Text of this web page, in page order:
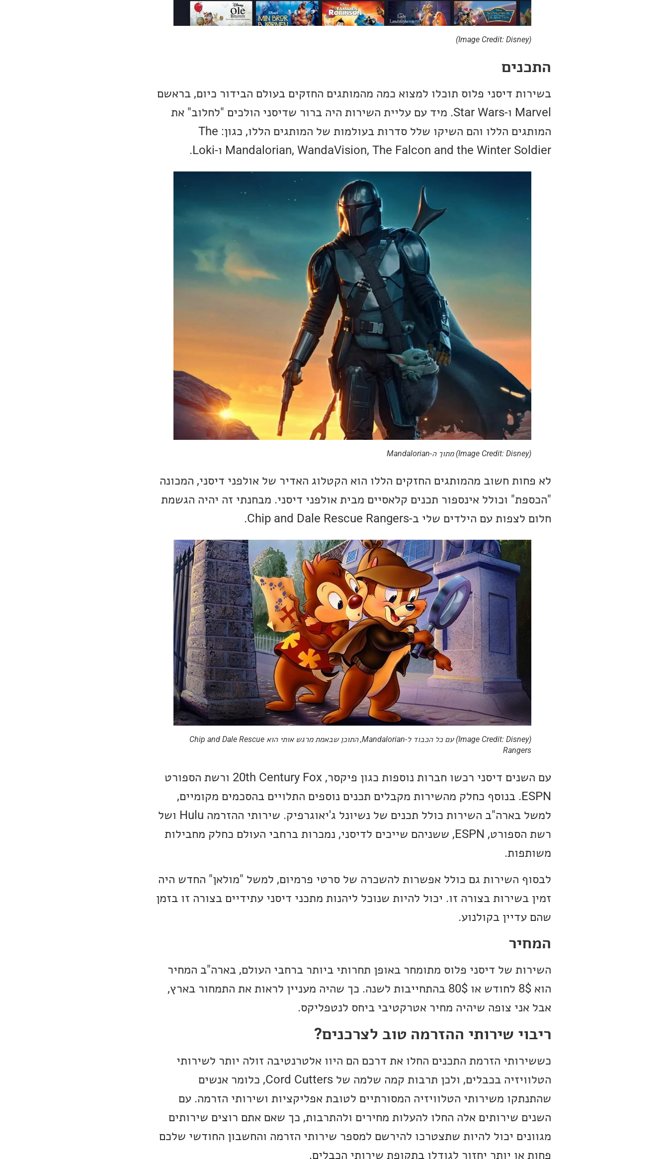
(Image Credit: Disney)
התכנים
בשירות דיסני פלוס תוכלו למצוא כמה מהמותגים החזקים בעולם הבידור כיום, בראשם
Marvel ו-Star Wars. מיד עם עליית השירות היה ברור שדיסני הולכים "לחלוב" את
המותגים הללו והם השיקו שלל סדרות בעולמות של המותגים הללו, כגון: The
Mandalorian, WandaVision, The Falcon and the Winter Soldier ו-Loki.
(Image Credit: Disney) מתוך ה-Mandalorian
לא פחות חשוב מהמותגים החזקים הללו הוא הקטלוג האדיר של אולפני דיסני, המכונה
"הכספת" וכולל אינספור תכנים קלאסיים מבית אולפני דיסני. מבחנתי זה יהיה הגשמת
חלום לצפות עם הילדים שלי ב-Chip and Dale Rescue Rangers.
(Image Credit: Disney) עם כל הכבוד ל-Mandalorian, התוכן שבאמת מרגש אותי הוא Chip and Dale Rescue
Rangers
עם השנים דיסני רכשו חברות נוספות כגון פיקסר, 20th Century Fox ורשת הספורט
ESPN. בנוסף כחלק מהשירות מקבלים תכנים נוספים התלויים בהסכמים מקומיים,
למשל בארה"ב השירות כולל תכנים של נשיונל ג'יאוגרפיק. שירותי ההזרמה Hulu ושל
רשת הספורט, ESPN, ששניהם שייכים לדיסני, נמכרות ברחבי העולם כחלק מחבילות
משותפות.
לבסוף השירות גם כולל אפשרות להשכרה של סרטי פרמיום, למשל "מולאן" החדש היה
זמין בשירות בצורה זו. יכול להיות שנוכל ליהנות מתכני דיסני עתידיים בצורה זו בזמן
שהם עדיין בקולנוע.
המחיר
השירות של דיסני פלוס מתומחר באופן תחרותי ביותר ברחבי העולם, בארה"ב המחיר
הוא 8$ לחודש או 80$ בהתחייבות לשנה. כך שהיה מעניין לראות את התמחור בארץ,
אבל אני צופה שיהיה מחיר אטרקטיבי ביחס לנטפליקס.
ריבוי שירותי ההזרמה טוב לצרכנים?
כששירותי הזרמת התכנים החלו את דרכם הם היוו אלטרנטיבה זולה יותר לשירותי
הטלוויזיה בכבלים, ולכן תרבות קמה שלמה של Cord Cutters, כלומר אנשים
שהתנתקו משירותי הטלוויזיה המסורתיים לטובת אפליקציות ושירותי הזרמה. עם
השנים שירותים אלה החלו להעלות מחירים ולהתרבות, כך שאם אתם רוצים שירותים
מגוונים יכול להיות שתצטרכו להירשם למספר שירותי הזרמה והחשבון החודשי שלכם
פחות או יותר יחזור לגודלו בתקופת שירותי הכבלים.